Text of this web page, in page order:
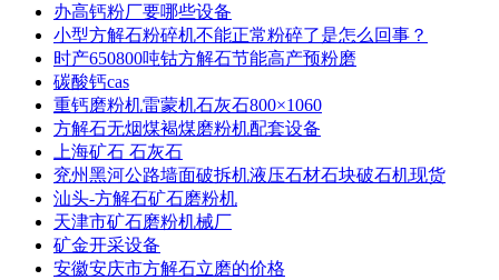
办高钙粉厂要哪些设备
小型方解石粉碎机不能正常粉碎了是怎么回事？
时产650800吨钴方解石节能高产预粉磨
碳酸钙cas
重钙磨粉机雷蒙机石灰石800×1060
方解石无烟煤褐煤磨粉机配套设备
上海矿石 石灰石
兖州黑河公路墙面破拆机液压石材石块破石机现货
汕头-方解石矿石磨粉机
天津市矿石磨粉机械厂
矿金开采设备
安徽安庆市方解石立磨的价格